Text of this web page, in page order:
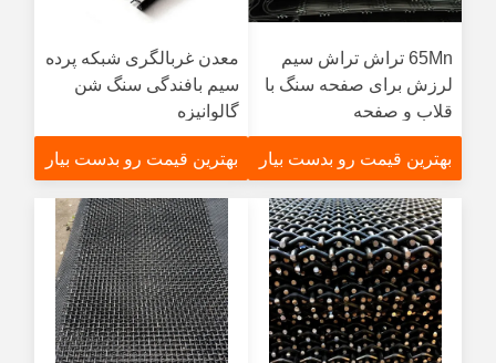
65Mn تراش تراش سیم
لرزش برای صفحه سنگ با
قلاب و صفحه
بهترین قیمت رو بدست بیار
معدن غربالگری شبكه پرده
سیم بافندگی سنگ شن
گالوانیزه
بهترین قیمت رو بدست بیار